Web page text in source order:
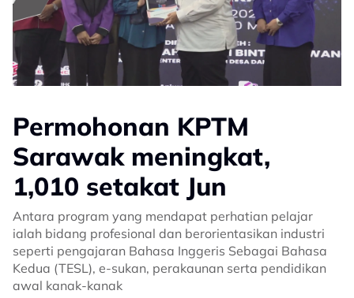
Permohonan KPTM
Sarawak meningkat,
1,010 setakat Jun
Antara program yang mendapat perhatian pelajar
ialah bidang profesional dan berorientasikan industri
seperti pengajaran Bahasa Inggeris Sebagai Bahasa
Kedua (TESL), e-sukan, perakaunan serta pendidikan
awal kanak-kanak